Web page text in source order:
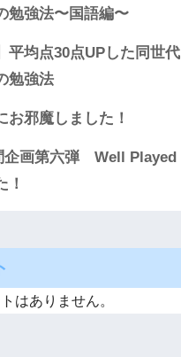
勉強法〜国語編〜
平均点30点UPした同世代
勉強法
お邪魔しました！
企画第六弾 Well Played
！
はありません。